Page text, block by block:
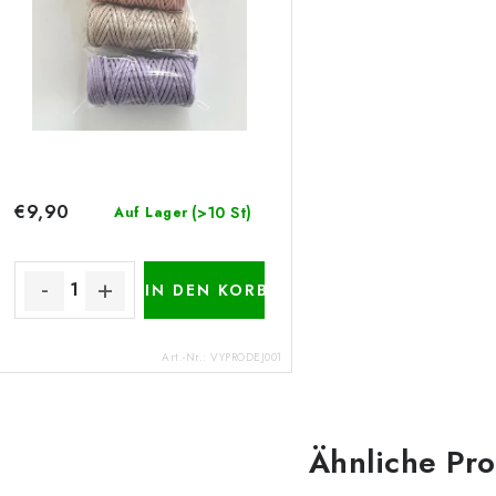
Auf Lager (>10 St)
€9,90
IN DEN KORB
Art.-Nr.:VYPRODEJ001
Ähnliche